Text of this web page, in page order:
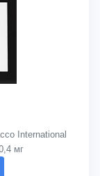
International
мг